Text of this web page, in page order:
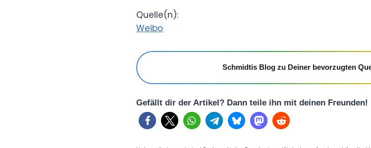
Quelle(n):
Weibo
Schmidtis Blog zu Deiner bevorzugten
Gefällt dir der Artikel? Dann teile ihn mit deinen Freunden!